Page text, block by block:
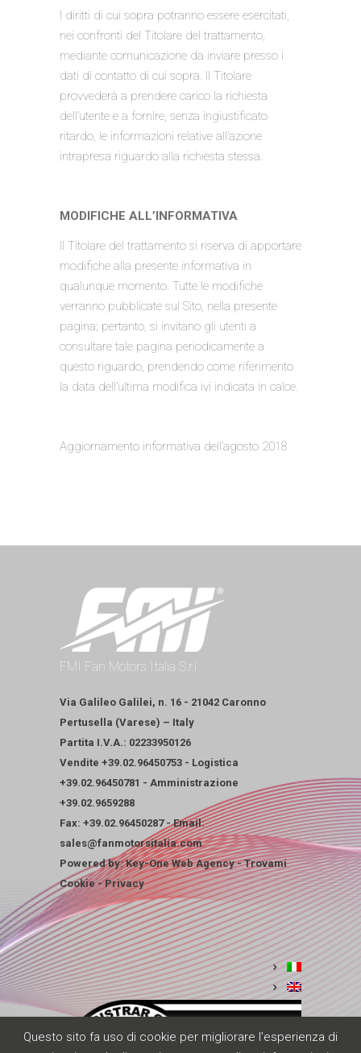
I diritti di cui sopra potranno essere esercitati,
nei confronti del Titolare del trattamento,
mediante comunicazione da inviare presso i
dati di contatto di cui sopra. Il Titolare
provvederà a prendere carico la richiesta
dell’utente e a fornire, senza ingiustificato
ritardo, le informazioni relative all’azione
intrapresa riguardo alla richiesta stessa.
MODIFICHE ALL’INFORMATIVA
Il Titolare del trattamento si riserva di apportare
modifiche alla presente informativa in
qualunque momento. Tutte le modifiche
verranno pubblicate sul Sito, nella presente
pagina; pertanto, si invitano gli utenti a
consultare tale pagina periodicamente a
questo riguardo, prendendo come riferimento
la data dell’ultima modifica ivi indicata in calce.
Aggiornamento informativa dell’agosto 2018
FMI Fan Motors Italia S.r.l.
Via Galileo Galilei, n. 16 - 21042 Caronno
Pertusella (Varese) – Italy
Partita I.V.A.: 02233950126
Vendite +39.02.96450753 - Logistica
+39.02.96450781 - Amministrazione
+39.02.9659288
Fax: +39.02.96450287 - Email:
sales@fanmotorsitalia.com
Powered by:Key-One Web Agency-Trovami
Cookie-Privacy
Questo sito fa uso di cookie per migliorare l’esperienza di